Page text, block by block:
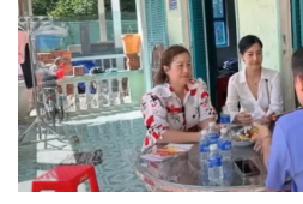
Cải chính